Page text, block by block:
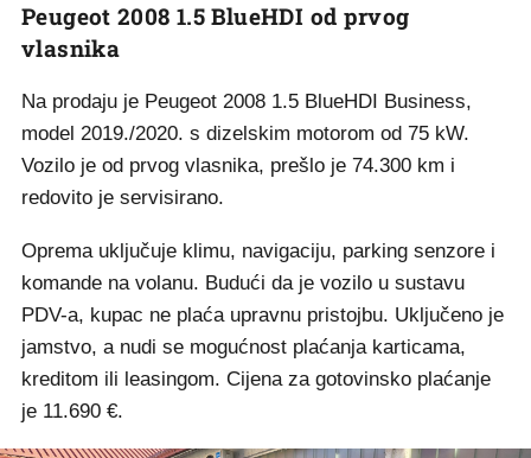
Peugeot 2008 1.5 BlueHDI od prvog
vlasnika
Na prodaju je Peugeot 2008 1.5 BlueHDI Business,
model 2019./2020. s dizelskim motorom od 75 kW.
Vozilo je od prvog vlasnika, prešlo je 74.300 km i
redovito je servisirano.
Oprema uključuje klimu, navigaciju, parking senzore i
komande na volanu. Budući da je vozilo u sustavu
PDV-a, kupac ne plaća upravnu pristojbu. Uključeno je
jamstvo, a nudi se mogućnost plaćanja karticama,
kreditom ili leasingom. Cijena za gotovinsko plaćanje
je 11.690 €.